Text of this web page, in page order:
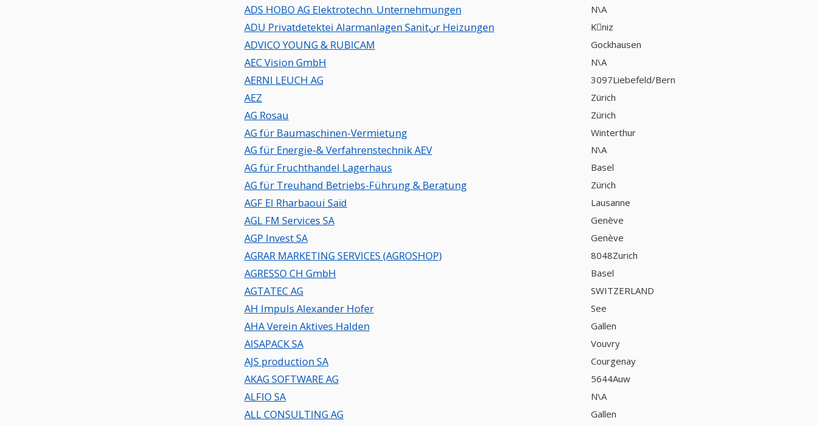
ADS HOBO AG Elektrotechn. Unternehmungen N\A
ADU Privatdetektei Alarmanlagen Sanitنr Heizungen Kِniz
ADVICO YOUNG & RUBICAM Gockhausen
AEC Vision GmbH N\A
AERNI LEUCH AG 3097Liebefeld/Bern
AEZ Zürich
AG Rosau Zürich
AG für Baumaschinen-Vermietung Winterthur
AG für Energie-& Verfahrenstechnik AEV N\A
AG für Fruchthandel Lagerhaus Basel
AG für Treuhand Betriebs-Führung & Beratung Zürich
AGF El Rharbaoui Saïd Lausanne
AGL FM Services SA Genève
AGP Invest SA Genève
AGRAR MARKETING SERVICES (AGROSHOP) 8048Zurich
AGRESSO CH GmbH Basel
AGTATEC AG SWITZERLAND
AH Impuls Alexander Hofer See
AHA Verein Aktives Halden Gallen
AISAPACK SA Vouvry
AJS production SA Courgenay
AKAG SOFTWARE AG 5644Auw
ALFIO SA N\A
ALL CONSULTING AG Gallen